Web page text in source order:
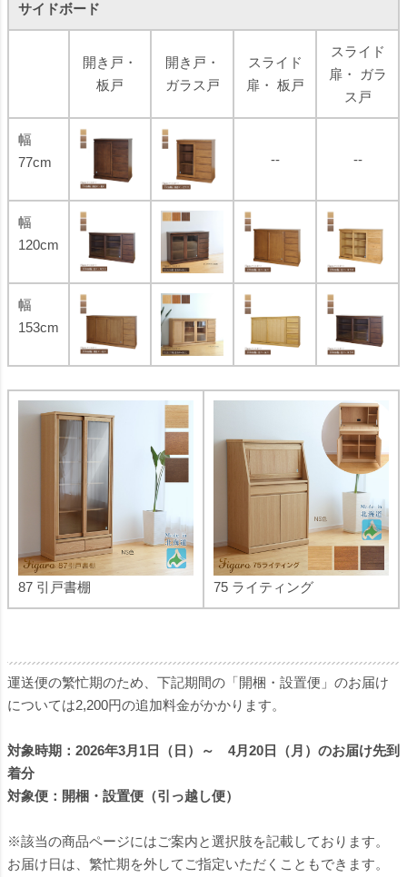
サイドボード
開き戸・
板戸
開き戸・
ガラス戸
スライド
扉・ 板戸
スライド
扉・ ガラ
ス戸
幅
77cm
-- --
幅
120cm
幅
153cm
87 引戸書棚 75 ライティング
運送便の繁忙期のため、下記期間の「開梱・設置便」のお届け
については2,200円の追加料金がかかります。
対象時期：2026年3月1日（日）～ 4月20日（月）のお届け先到
着分
対象便：開梱・設置便（引っ越し便）
※該当の商品ページにはご案内と選択肢を記載しております。
お届け日は、繁忙期を外してご指定いただくこともできます。